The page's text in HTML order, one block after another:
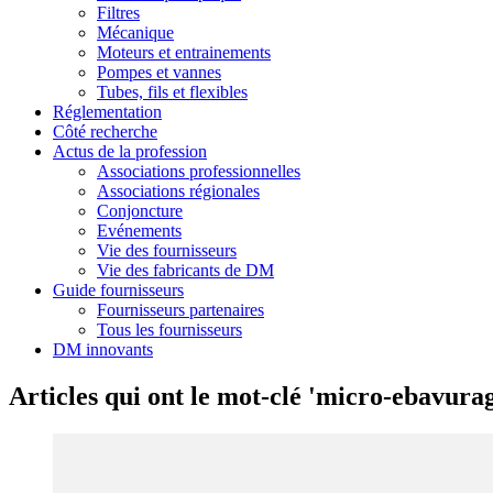
Filtres
Mécanique
Moteurs et entrainements
Pompes et vannes
Tubes, fils et flexibles
Réglementation
Côté recherche
Actus de la profession
Associations professionnelles
Associations régionales
Conjoncture
Evénements
Vie des fournisseurs
Vie des fabricants de DM
Guide fournisseurs
Fournisseurs partenaires
Tous les fournisseurs
DM innovants
Articles qui ont le mot-clé 'micro-